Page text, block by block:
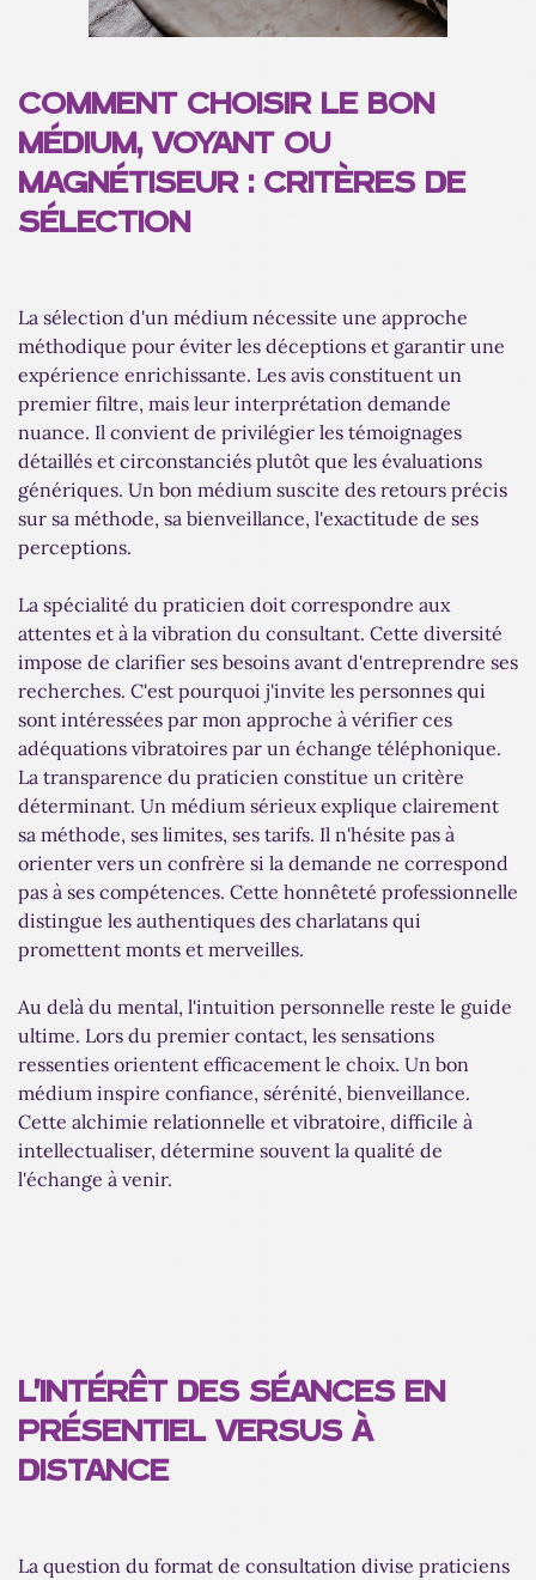
COMMENT CHOISIR LE BON
MÉDIUM, VOYANT OU
MAGNÉTISEUR : CRITÈRES DE
SÉLECTION
La sélection d'un médium nécessite une approche
méthodique pour éviter les déceptions et garantir une
expérience enrichissante. Les avis constituent un
premier filtre, mais leur interprétation demande
nuance. Il convient de privilégier les témoignages
détaillés et circonstanciés plutôt que les évaluations
génériques. Un bon médium suscite des retours précis
sur sa méthode, sa bienveillance, l'exactitude de ses
perceptions.
La spécialité du praticien doit correspondre aux
attentes et à la vibration du consultant. Cette diversité
impose de clarifier ses besoins avant d'entreprendre ses
recherches. C'est pourquoi j'invite les personnes qui
sont intéressées par mon approche à vérifier ces
adéquations vibratoires par un échange téléphonique.
La transparence du praticien constitue un critère
déterminant. Un médium sérieux explique clairement
sa méthode, ses limites, ses tarifs. Il n'hésite pas à
orienter vers un confrère si la demande ne correspond
pas à ses compétences. Cette honnêteté professionnelle
distingue les authentiques des charlatans qui
promettent monts et merveilles.
Au delà du mental, l'intuition personnelle reste le guide
ultime. Lors du premier contact, les sensations
ressenties orientent efficacement le choix. Un bon
médium inspire confiance, sérénité, bienveillance.
Cette alchimie relationnelle et vibratoire, difficile à
intellectualiser, détermine souvent la qualité de
l'échange à venir.
L'INTÉRÊT DES SÉANCES EN
PRÉSENTIEL VERSUS À
DISTANCE
La question du format de consultation divise praticiens